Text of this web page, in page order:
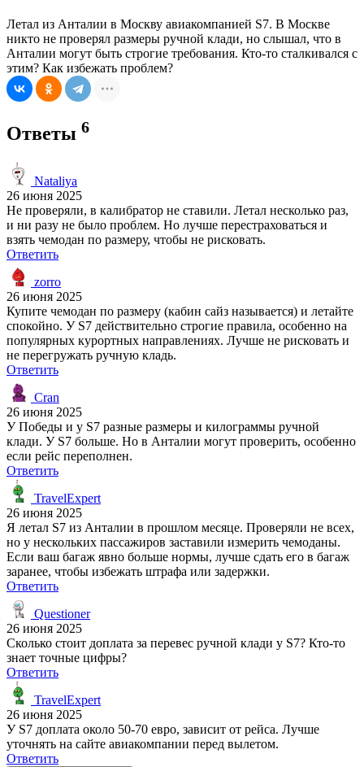
Летал из Анталии в Москву авиакомпанией S7. В Москве
никто не проверял размеры ручной клади, но слышал, что в
Анталии могут быть строгие требования. Кто-то сталкивался с
этим? Как избежать проблем?
Ответы 6
Nataliya
26 июня 2025
Не проверяли, в калибратор не ставили. Летал несколько раз,
и ни разу не было проблем. Но лучше перестраховаться и
взять чемодан по размеру, чтобы не рисковать.
Ответить
zorro
26 июня 2025
Купите чемодан по размеру (кабин сайз называется) и летайте
спокойно. У S7 действительно строгие правила, особенно на
популярных курортных направлениях. Лучше не рисковать и
не перегружать ручную кладь.
Ответить
Cran
26 июня 2025
У Победы и у S7 разные размеры и килограммы ручной
клади. У S7 больше. Но в Анталии могут проверить, особенно
если рейс переполнен.
Ответить
TravelExpert
26 июня 2025
Я летал S7 из Анталии в прошлом месяце. Проверяли не всех,
но у нескольких пассажиров заставили измерить чемоданы.
Если ваш багаж явно больше нормы, лучше сдать его в багаж
заранее, чтобы избежать штрафа или задержки.
Ответить
Questioner
26 июня 2025
Сколько стоит доплата за перевес ручной клади у S7? Кто-то
знает точные цифры?
Ответить
TravelExpert
26 июня 2025
У S7 доплата около 50-70 евро, зависит от рейса. Лучше
уточнять на сайте авиакомпании перед вылетом.
Ответить